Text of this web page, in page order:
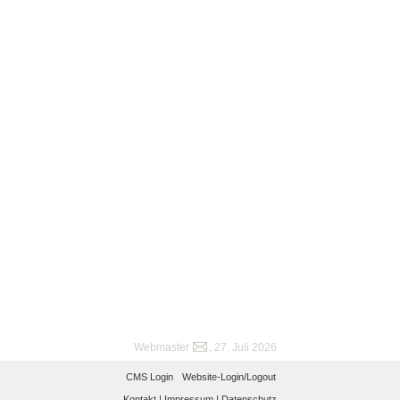
Webmaster , 27. Juli 2026
CMS Login Website-Login/Logout